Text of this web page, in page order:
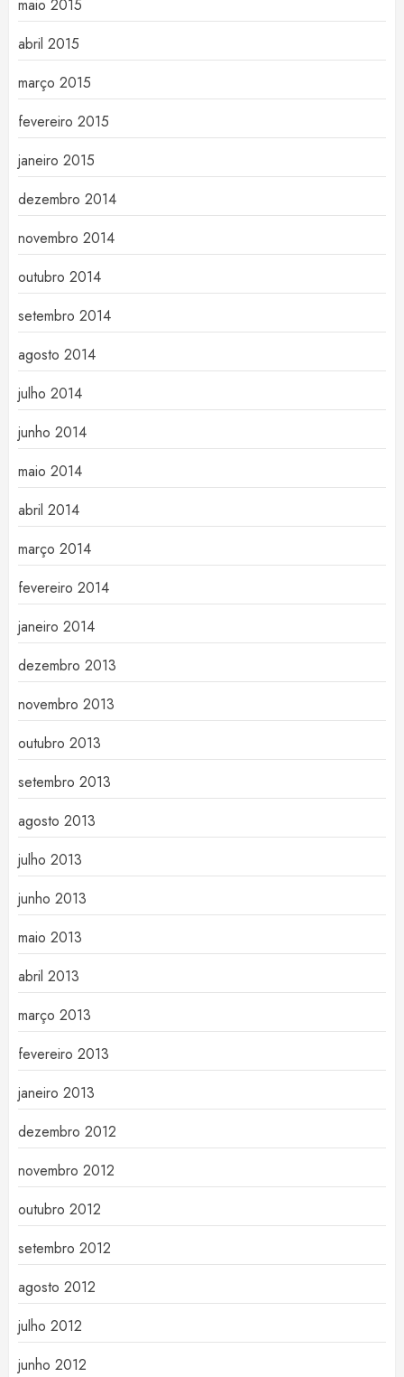
maio 2015
abril 2015
março 2015
fevereiro 2015
janeiro 2015
dezembro 2014
novembro 2014
outubro 2014
setembro 2014
agosto 2014
julho 2014
junho 2014
maio 2014
abril 2014
março 2014
fevereiro 2014
janeiro 2014
dezembro 2013
novembro 2013
outubro 2013
setembro 2013
agosto 2013
julho 2013
junho 2013
maio 2013
abril 2013
março 2013
fevereiro 2013
janeiro 2013
dezembro 2012
novembro 2012
outubro 2012
setembro 2012
agosto 2012
julho 2012
junho 2012